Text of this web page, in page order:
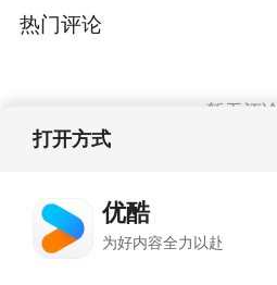
热门评论
暂无评论
打开方式
优酷
为好内容全力以赴